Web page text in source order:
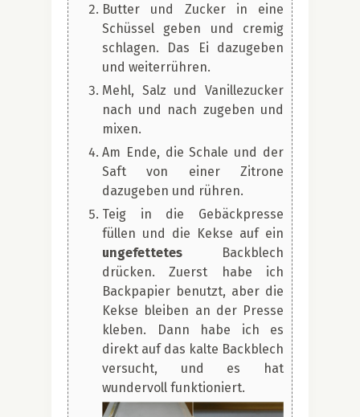
Butter und Zucker in eine
Schüssel geben und cremig
schlagen. Das Ei dazugeben
und weiterrühren.
Mehl, Salz und Vanillezucker
nach und nach zugeben und
mixen.
Am Ende, die Schale und der
Saft von einer Zitrone
dazugeben und rühren.
Teig in die Gebäckpresse
füllen und die Kekse auf ein
ungefettetes Backblech
drücken. Zuerst habe ich
Backpapier benutzt, aber die
Kekse bleiben an der Presse
kleben. Dann habe ich es
direkt auf das kalte Backblech
versucht, und es hat
wundervoll funktioniert.